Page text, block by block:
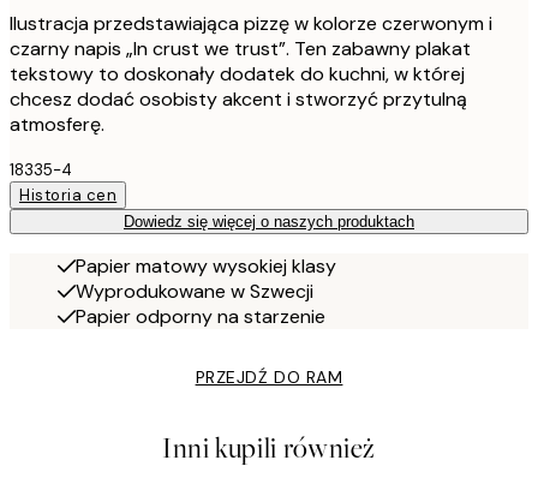
Ilustracja przedstawiająca pizzę w kolorze czerwonym i
czarny napis „In crust we trust”. Ten zabawny plakat
tekstowy to doskonały dodatek do kuchni, w której
chcesz dodać osobisty akcent i stworzyć przytulną
atmosferę.
18335-4
Historia cen
Dowiedz się więcej o naszych produktach
Papier matowy wysokiej klasy
Wyprodukowane w Szwecji
Papier odporny na starzenie
PRZEJDŹ DO RAM
Inni kupili również